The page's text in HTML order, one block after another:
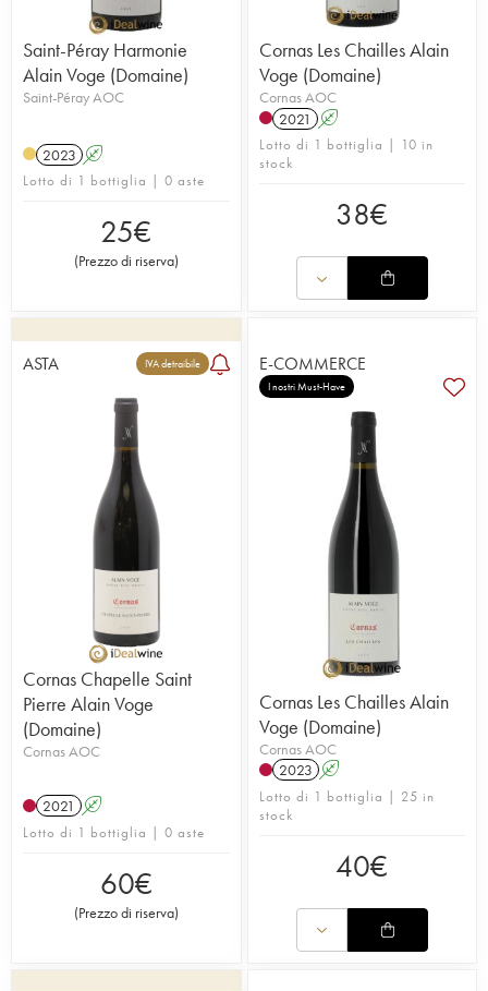
Saint-Péray Harmonie
Alain Voge (Domaine)
Saint-Péray AOC
2023 A
Lotto di 1 bottiglia | 0 aste
25€
(Prezzo di riserva)
Cornas Les Chailles Alain
Voge (Domaine)
Cornas AOC
2021 A
Lotto di 1 bottiglia | 10 in
stock
38€
ASTA IVA detraibile
Cornas Chapelle Saint
Pierre Alain Voge
(Domaine)
Cornas AOC
2021 A
Lotto di 1 bottiglia | 0 aste
60€
(Prezzo di riserva)
E-COMMERCE
I nostri Must-Have
Cornas Les Chailles Alain
Voge (Domaine)
Cornas AOC
2023 A
Lotto di 1 bottiglia | 25 in
stock
40€